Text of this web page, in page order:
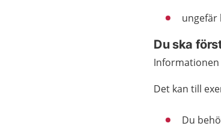
ungefär
Du ska
Informationen
Det kan till
Du